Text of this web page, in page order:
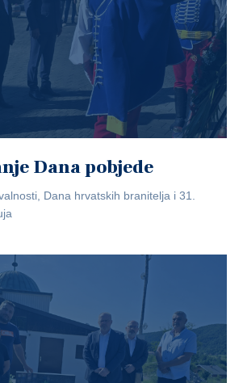
Dana pobjede
Dana hrvatskih branitelja i 31.